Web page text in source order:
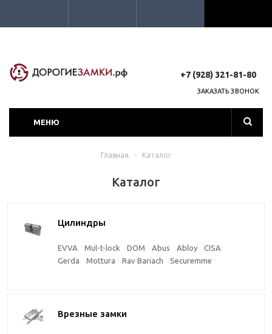
+7 (928) 321-81-80
ЗАКАЗАТЬ ЗВОНОК
МЕНЮ
Главная - Каталог
Каталог
Цилиндры
EVVA Mul-t-lock DOM Abus Abloy
CISA
Gerda
Mottura Rav Bariach Securemme
Врезные замки